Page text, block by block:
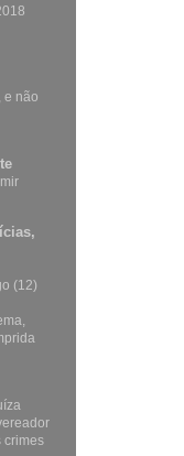
e não
(12)
crimes